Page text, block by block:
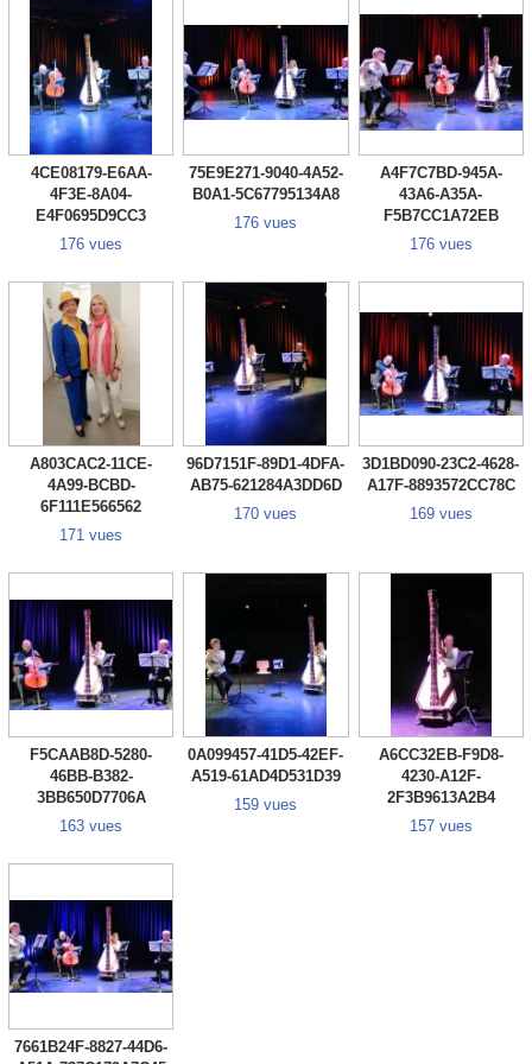
4CE08179-E6AA-
4F3E-8A04-
E4F0695D9CC3
176 vues
75E9E271-9040-4A52-
B0A1-5C67795134A8
176 vues
A4F7C7BD-945A-
43A6-A35A-
F5B7CC1A72EB
176 vues
A803CAC2-11CE-
4A99-BCBD-
6F111E566562
171 vues
96D7151F-89D1-4DFA-
AB75-621284A3DD6D
170 vues
3D1BD090-23C2-4628-
A17F-8893572CC78C
169 vues
F5CAAB8D-5280-
46BB-B382-
3BB650D7706A
163 vues
0A099457-41D5-42EF-
A519-61AD4D531D39
159 vues
A6CC32EB-F9D8-
4230-A12F-
2F3B9613A2B4
157 vues
7661B24F-8827-44D6-